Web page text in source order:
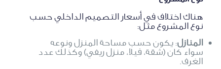
هناك اختلاف في أسعار التصميم الداخلي حسب
نوع المشروع مثل:
المنازل: يكون حسب مساحة المنزل ونوعه
سواء كان (شقة، فيلا، منزل ريفي) وكذلك عدد
الغرف.